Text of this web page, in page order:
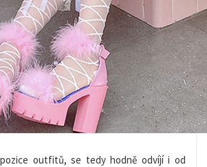
outfitů, se tedy hodně odvíjí i od